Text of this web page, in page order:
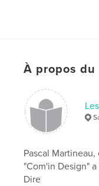
Mais tantôt
Catégorie
Format choisi:
# de pages:
Date de
Langue French
À propos
Pascal
"Com'in Design"
Dire